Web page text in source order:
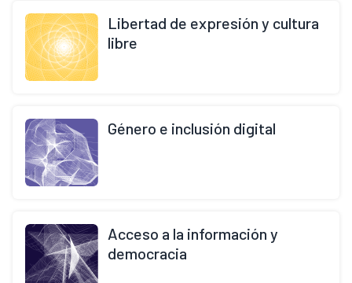
Libertad de expresión y cultura
libre
Género e inclusión digital
Acceso a la información y
democracia